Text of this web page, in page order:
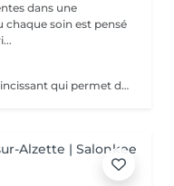
dans une
chaque soin est pensé
La Pressothérapie est un procédé amincissant qui permet de traiter les problèmes de rétention d'eau, de circulation sanguine, et soulagé les jambes lourdes. Cette technique mécanique agit comme un drainage lymphatique. Nous utilisons un appareil de Pressothérapie qui opére un massage par compression et décompression. Les alvéoles des accessoires se remplissent d'air à un rythme varié et exercent des pressions multiples et douces sur les parties traitées.